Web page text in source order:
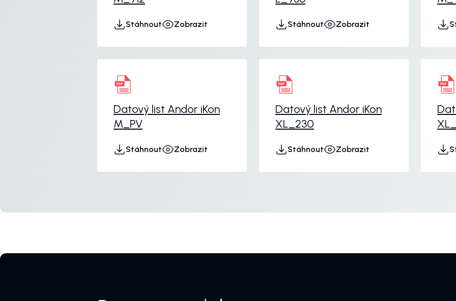
Stáhnout Zobrazit Stáhnout Zobrazit
Datový list Andor iKon
M_PV
Stáhnout Zobrazit
Datový list Andor iKon
XL_230
Stáhnout Zobrazit